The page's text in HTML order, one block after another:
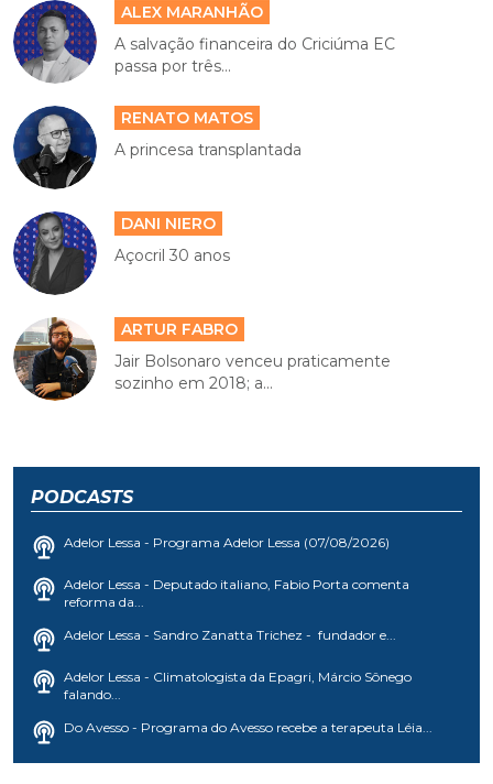
ALEX MARANHÃO
A salvação financeira do Criciúma EC
passa por três...
RENATO MATOS
A princesa transplantada
DANI NIERO
Açocril 30 anos
ARTUR FABRO
Jair Bolsonaro venceu praticamente
sozinho em 2018; a...
PODCASTS
Adelor Lessa - Programa Adelor Lessa (07/08/2026)
Adelor Lessa - Deputado italiano, Fabio Porta comenta
reforma da...
Adelor Lessa - Sandro Zanatta Trichez - fundador e...
Adelor Lessa - Climatologista da Epagri, Márcio Sônego
falando...
Do Avesso - Programa do Avesso recebe a terapeuta Léia...